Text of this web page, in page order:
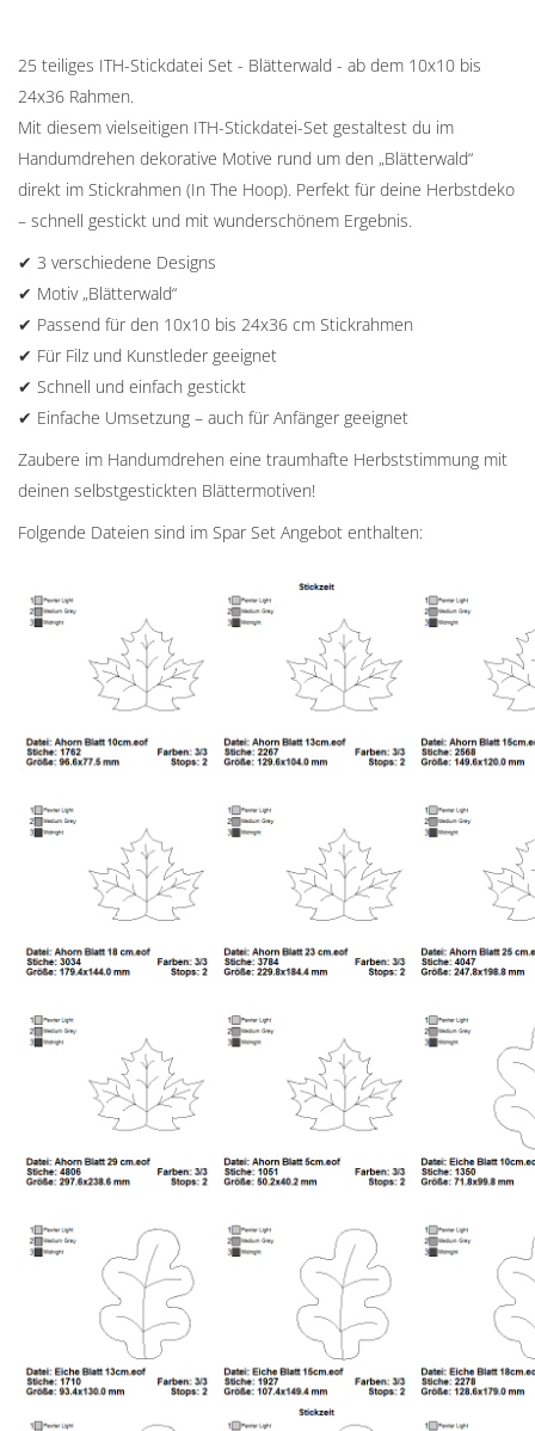
25 teiliges ITH-Stickdatei Set - Blätterwald - ab dem 10x10 bis
24x36 Rahmen.
Mit diesem vielseitigen ITH-Stickdatei-Set gestaltest du im
Handumdrehen dekorative Motive rund um den „Blätterwald“
direkt im Stickrahmen (In The Hoop). Perfekt für deine Herbstdeko
– schnell gestickt und mit wunderschönem Ergebnis.
✔ 3 verschiedene Designs
✔ Motiv „Blätterwald“
✔ Passend für den 10x10 bis 24x36 cm Stickrahmen
✔ Für Filz und Kunstleder geeignet
✔ Schnell und einfach gestickt
✔ Einfache Umsetzung – auch für Anfänger geeignet
Zaubere im Handumdrehen eine traumhafte Herbststimmung mit
deinen selbstgestickten Blättermotiven!
Folgende Dateien sind im Spar Set Angebot enthalten: